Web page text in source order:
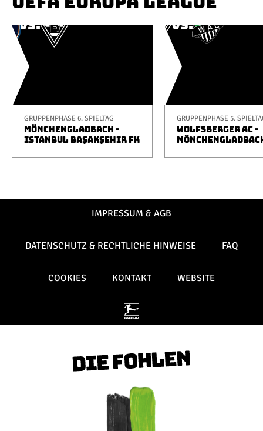
GRUPPENPHASE 6. SPIELTAG
MÖNCHENGLADBACH -
ISTANBUL BAŞAKŞEHIR FK
GRUPPENPHASE 5.
WOLFSBERGER AC -
IMPRESSUM & AGB
DATENSCHUTZ & RECHTLICHE HINWEISE FAQ
COOKIES KONTAKT WEBSITE